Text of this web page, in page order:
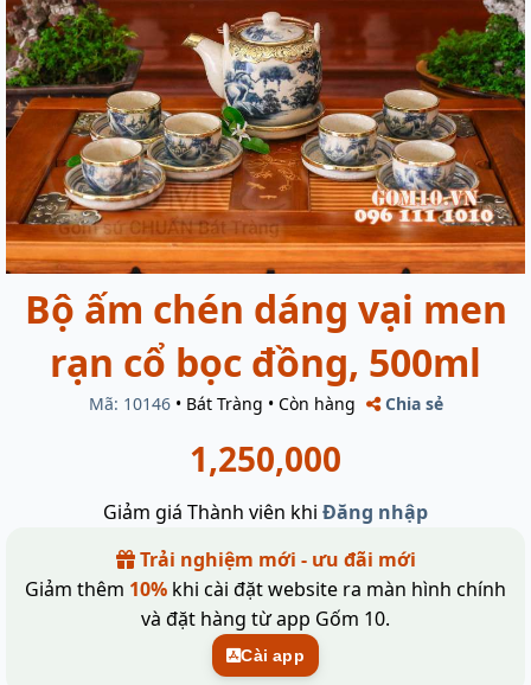
Bộ ấm chén dáng vại men
rạn cổ bọc đồng, 500ml
Mã: 10146 • Bát Tràng • Còn hàng Chia sẻ
1,250,000
Giảm giá Thành viên khi Đăng nhập
Trải nghiệm mới - ưu đãi mới
Giảm thêm 10% khi cài đặt website ra màn hình chính
và đặt hàng từ app Gốm 10.
Cài app